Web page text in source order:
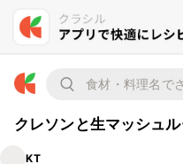
クレソンと生マッシュ
KT